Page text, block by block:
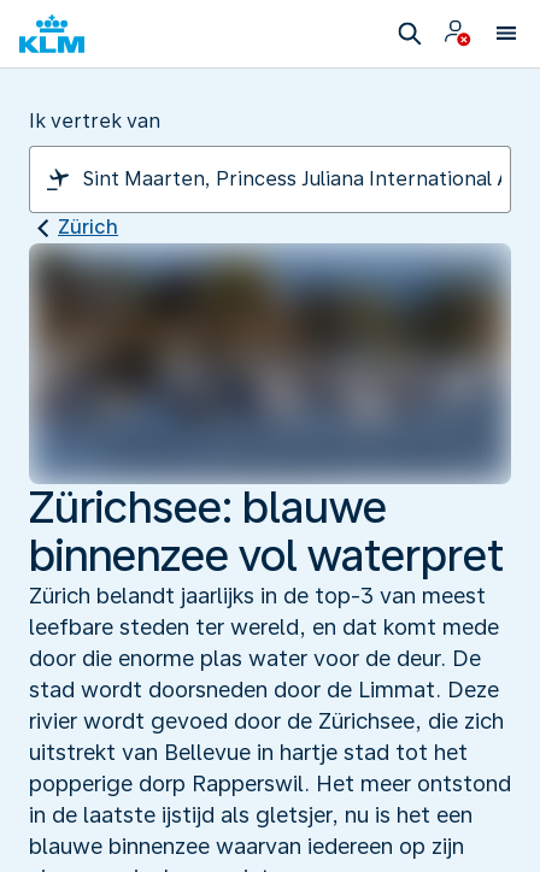
Ik vertrek van
Zürich
Zürichsee: blauwe
binnenzee vol waterpret
Zürich belandt jaarlijks in de top-3 van meest
leefbare steden ter wereld, en dat komt mede
door die enorme plas water voor de deur. De
stad wordt doorsneden door de Limmat. Deze
rivier wordt gevoed door de Zürichsee, die zich
uitstrekt van Bellevue in hartje stad tot het
popperige dorp Rapperswil. Het meer ontstond
in de laatste ijstijd als gletsjer, nu is het een
blauwe binnenzee waarvan iedereen op zijn